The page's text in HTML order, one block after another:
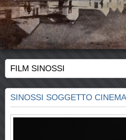
FILM SINOSSI
SINOSSI SOGGETTO